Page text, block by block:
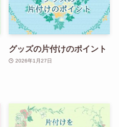
グッズの片付けのポイント
2026年1月27日